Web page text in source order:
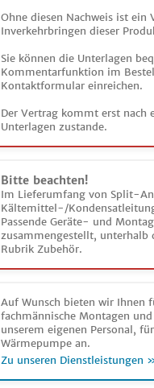
Ohne diesen Nachweis ist ein
Inverkehrbringen dieser
Sie können die Unterlagen
Kommentarfunktion im
Kontaktformular einreichen.
Der Vertrag kommt erst nach
Unterlagen zustande.
Bitte beachten!
Im Lieferumfang von Split-
Kältemittel-/
Passende Geräte- und
zusammengestellt, unterhalb
Rubrik Zubehör.
Auf Wunsch bieten wir Ihnen
fachmännische Montagen
unserem eigenen Personal,
Wärmepumpe an.
Zu unseren Dienstleistungen